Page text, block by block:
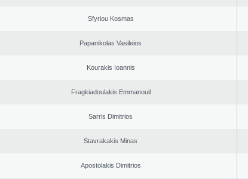
Sfyriou Kosmas
Papanikolas Vasileios
Kourakis Ioannis
Fragkiadoulakis Emmanouil
Sarris Dimitrios
Stavrakakis Minas
Apostolakis Dimitrios